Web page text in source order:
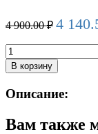
4 900.00₽ 4
Количество
товара
ORZAX
OCEAN
EXTRAMAG
60
В корзину
Описание:
Вам также